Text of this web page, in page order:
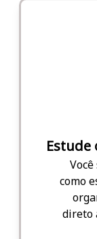
Estude
como
direto